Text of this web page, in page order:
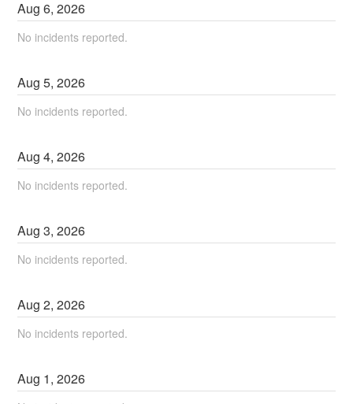
Aug6,2026
No incidents reported.
Aug5,2026
No incidents reported.
Aug4,2026
No incidents reported.
Aug3,2026
No incidents reported.
Aug2,2026
No incidents reported.
Aug 1,2026